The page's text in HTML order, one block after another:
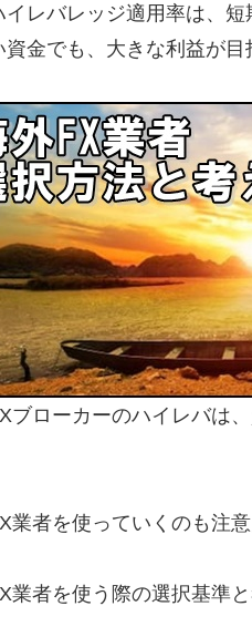
イレバレッジ適用率は、短
資金でも、大きな利益が目
ブローカーのハイレバは
業者を使っていくのも注意
業者を使う際の選択基準